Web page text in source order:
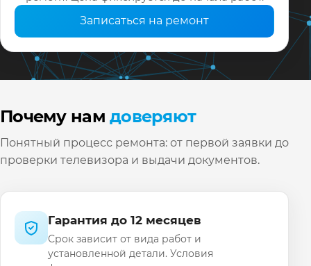
Записаться на ремонт
Почему намдоверяют
Понятный процесс ремонта: от первой заявки до
проверки телевизора и выдачи документов.
Гарантия до 12 месяцев
Срок зависит от вида работ и
установленной детали. Условия